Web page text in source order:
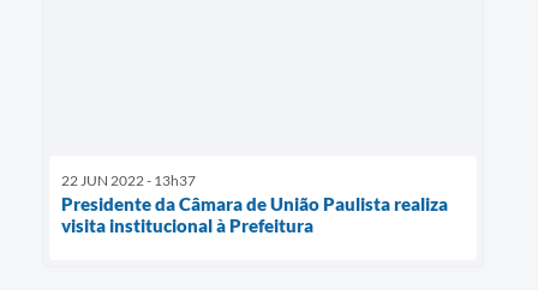
22 JUN 2022 - 13h37
Presidente da Câmara de União Paulista realiza
visita institucional à Prefeitura